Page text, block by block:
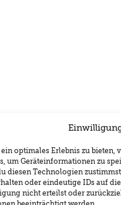
optimales Erlebnis zu bieten,
um Geräteinformationen zu
diesen Technologien
oder eindeutige IDs auf
nicht erteilst oder